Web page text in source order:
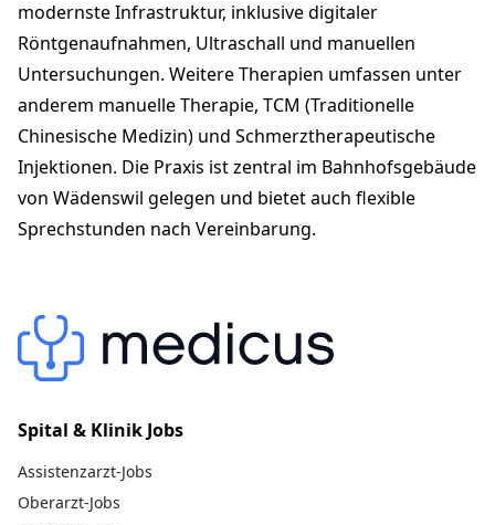
modernste Infrastruktur, inklusive digitaler
Röntgenaufnahmen, Ultraschall und manuellen
Untersuchungen. Weitere Therapien umfassen unter
anderem manuelle Therapie, TCM (Traditionelle
Chinesische Medizin) und Schmerztherapeutische
Injektionen. Die Praxis ist zentral im Bahnhofsgebäude
von Wädenswil gelegen und bietet auch flexible
Sprechstunden nach Vereinbarung.
Spital & Klinik Jobs
Assistenzarzt-Jobs
Oberarzt-Jobs